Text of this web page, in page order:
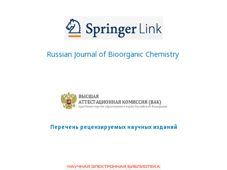
Russian Journal of Bioorganic Chemistry
Перечень рецензируемых научных изданий